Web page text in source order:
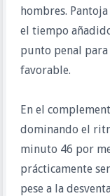
hombres.
el tiempo
punto penal para
favorable.
En el
dominando el
minuto 46 por
prácticamente
pese a la